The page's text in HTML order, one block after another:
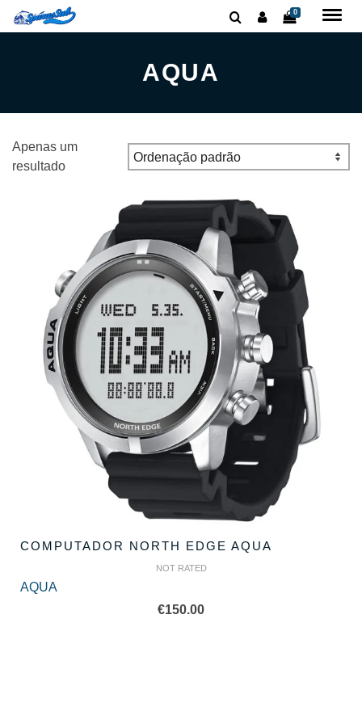
0
AQUA
Apenas um
resultado
COMPUTADOR NORTH EDGE AQUA
NOT RATED
AQUA
€150.00